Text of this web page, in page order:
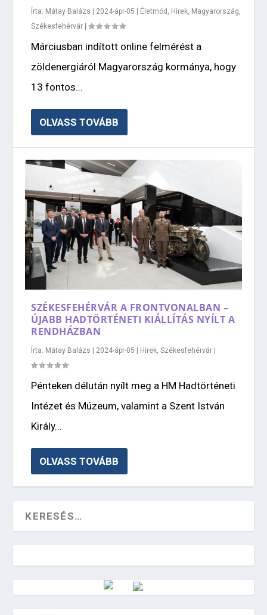
Írta: Mátay Balázs 2024-ápr-05 Életmód , Hírek, Magyarország,
Székesfehérvár |
Márciusban indított online felmérést a
zöldenergiáról Magyarország kormánya, hogy
13 fontos...
OLVASS TOVÁBB
SZÉKESFEHÉRVÁR A FRONTVONALBAN –
ÚJABB HADTÖRTÉNETI KIÁLLÍTÁS NYÍLT A
RENDHÁZBAN
Írta: Mátay Balázs 2024-ápr-05 Hírek,Székesfehérvár
Pénteken délután nyílt meg a HM Hadtörténeti
Intézet és Múzeum, valamint a Szent István
Király...
OLVASS TOVÁBB
Vörösmarty Rádió